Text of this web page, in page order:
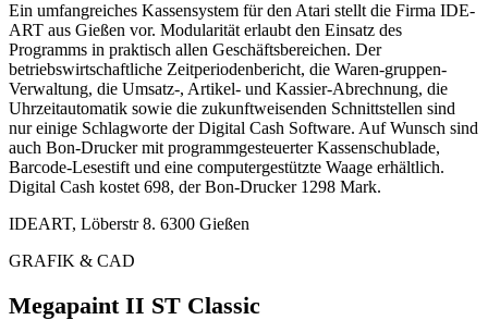
Ein umfangreiches Kassensystem für den Atari stellt die Firma IDE-
ART aus Gießen vor. Modularität erlaubt den Einsatz des
Programms in praktisch allen Geschäftsbereichen. Der
betriebswirtschaftliche Zeitperiodenbericht, die Waren-gruppen-
Verwaltung, die Umsatz-, Artikel- und Kassier-Abrechnung, die
Uhrzeitautomatik sowie die zukunftweisenden Schnittstellen sind
nur einige Schlagworte der Digital Cash Software. Auf Wunsch sind
auch Bon-Drucker mit programmgesteuerter Kassenschublade,
Barcode-Lesestift und eine computergestützte Waage erhältlich.
Digital Cash kostet 698, der Bon-Drucker 1298 Mark.
IDEART, Löberstr 8. 6300 Gießen
GRAFIK & CAD
Megapaint II ST Classic